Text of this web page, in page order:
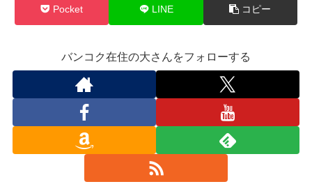
Pocket LINE コピー
バンコク在住の大さんをフォローする